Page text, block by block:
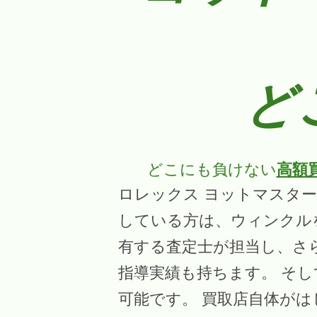
ど
どこにも負けない高額
ロレックス ヨットマスタ
している方は、ウィンク
有する査定士が担当し、さ
指導実績も持ちます。 そ
可能です。 買取店自体が